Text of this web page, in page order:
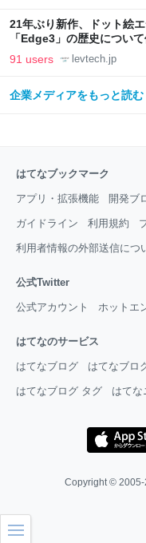
21年ぶり新作、ドット絵
「Edge3」の歴史につい
LAB
91 users levtech.jp
企業メディアをもっと読む
はてなブックマーク
アプリ・拡張機能 開発ブ
ガイドライン 利用規約
利用者情報の外部送信につ
公式Twitter
公式アカウント ホットエ
はてなのサービス
はてなブログ はてなブロ
はてなブログ タグ はてな
Copyright © 2005-